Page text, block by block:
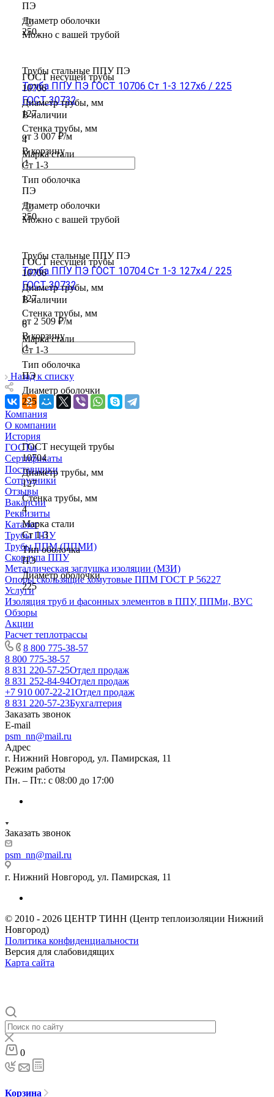
ПЭ
Диаметр оболочки
250
ГОСТ несущей трубы
10706
Диаметр трубы, мм
127
Стенка трубы, мм
4
Марка стали
Ст 1-3
Тип оболочка
ПЭ
Диаметр оболочки
250
ГОСТ несущей трубы
10706
Диаметр трубы, мм
127
Стенка трубы, мм
6
Марка стали
Ст 1-3
Тип оболочка
ПЭ
Диаметр оболочки
225
Можно с вашей трубой
Трубы стальные ППУ ПЭ
Труба ППУ ПЭ ГОСТ 10706 Ст 1-3 127x6 / 225
ГОСТ 30732
В наличии
от 3 007 ₽/м
В корзину
ГОСТ несущей трубы
10704
Диаметр трубы, мм
127
Стенка трубы, мм
4
Марка стали
Ст 1-3
Тип оболочка
ПЭ
Диаметр оболочки
225
Можно с вашей трубой
Трубы стальные ППУ ПЭ
Труба ППУ ПЭ ГОСТ 10704 Ст 1-3 127x4 / 225
ГОСТ 30732
В наличии
от 2 509 ₽/м
В корзину
Назад к списку
Компания
О компании
История
ГОСТы
Сертификаты
Поставщики
Сотрудники
Отзывы
Вакансии
Реквизиты
Каталог
Трубы ППУ
Трубы ППМ (ППМИ)
Скорлупа ППУ
Металлическая заглушка изоляции (МЗИ)
Опоры скользящие хомутовые ППМ ГОСТ Р 56227
Услуги
Изоляция труб и фасонных элементов в ППУ, ППМи, ВУС
Обзоры
Акции
Расчет теплотрассы
8 800 775-38-57
8 800 775-38-57
8 831 220-57-25Отдел продаж
8 831 252-84-94Отдел продаж
+7 910 007-22-21Отдел продаж
8 831 220-57-23Бухгалтерия
Заказать звонок
E-mail
psm_nn@mail.ru
Адрес
г. Нижний Новгород, ул. Памирская, 11
Режим работы
Пн. – Пт.: с 08:00 до 17:00
Заказать звонок
psm_nn@mail.ru
г. Нижний Новгород, ул. Памирская, 11
© 2010 - 2026 ЦЕНТР ТИНН (Центр теплоизоляции Нижний
Новгород)
Политика конфиденциальности
Версия для слабовидящих
Карта сайта
0
Корзина